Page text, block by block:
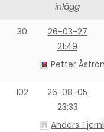
inlägg
30
26-03-27
21:49
Petter
102
26-08-05
23:33
Anders